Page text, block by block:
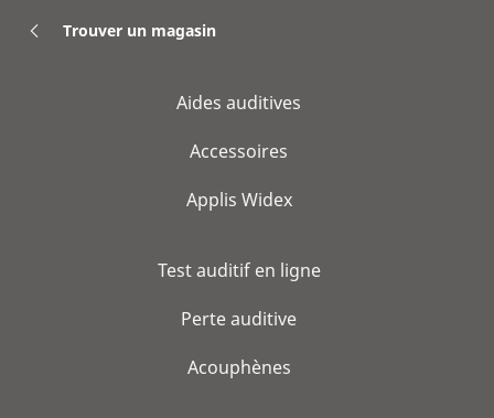
Trouver un magasin
Aides auditives
Accessoires
Applis Widex
Test auditif en ligne
Perte auditive
Acouphènes